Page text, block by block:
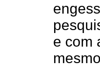
e com